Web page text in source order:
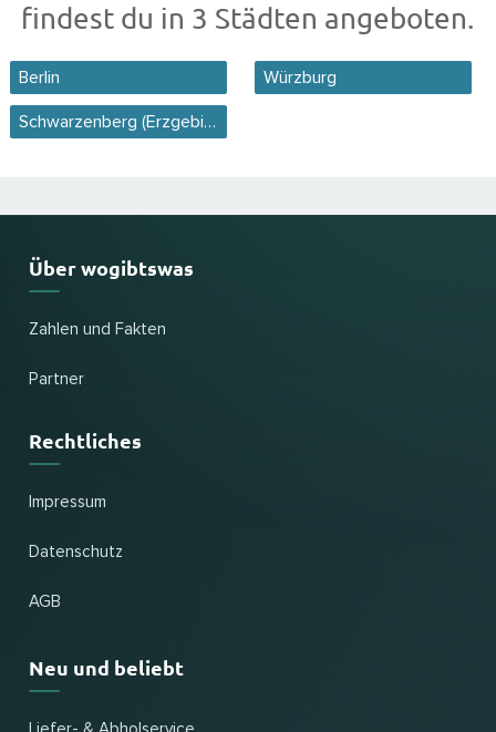
findest du in 3 Städten angeboten.
Berlin
Schwarzenberg (Erzgebirge)
Würzburg
Über wogibtswas
Zahlen und Fakten
Partner
Rechtliches
Impressum
Datenschutz
AGB
Neu und beliebt